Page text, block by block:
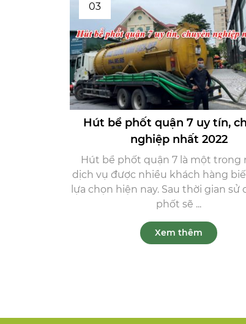
03
Hút bể phốt quận 7 uy tín,
nghiệp nhất 2022
Hút bể phốt quận 7 là một trong
dịch vụ được nhiều khách hàng
lựa chọn hiện nay. Sau thời gian sử
phốt sẽ ...
Xem thêm